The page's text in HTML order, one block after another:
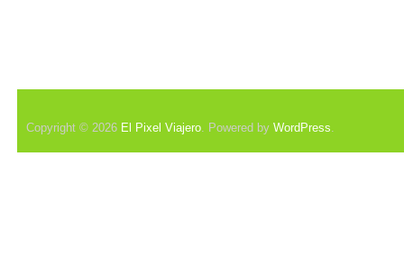
Copyright © 2026 El Pixel Viajero. Powered by WordPress.